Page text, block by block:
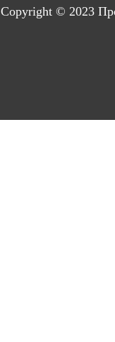
Copyright © 2023